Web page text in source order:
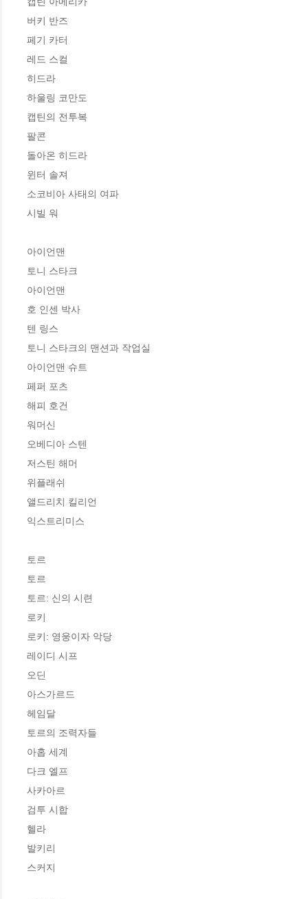
버키 반즈
페기 카터
레드 스컬
히드라
하울링 코만도
캡틴의 전투복
팔콘
돌아온 히드라
윈터 솔져
소코비아 사태의 여파
시빌 워
아이언맨
토니 스타크
아이언맨
호 인센 박사
텐 링스
토니 스타크의 맨션과 작업실
아이언맨 슈트
페퍼 포츠
해피 호건
워머신
오베디아 스텐
저스틴 해머
위플래쉬
앨드리치 킬리언
익스트리미스
토르
토르
토르: 신의 시련
로키
로키: 영웅이자 악당
레이디 시프
오딘
아스가르드
헤임달
토르의 조력자들
아홉 세계
다크 엘프
사카아르
검투 시합
헬라
발키리
스커지